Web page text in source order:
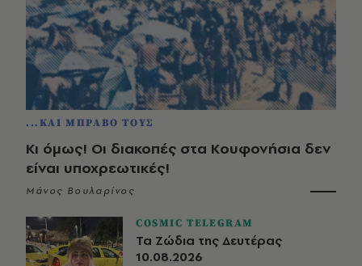
...ΚΑΙ ΜΠΡΑΒΟ ΤΟΥΣ
Κι όμως! Οι διακοπές στα Κουφονήσια δεν
είναι υποχρεωτικές!
Μάνος Βουλαρίνος
COSMIC TELEGRAM
Τα Ζώδια της Δευτέρας
10.08.2026